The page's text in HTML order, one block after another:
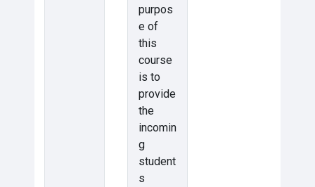
purpos
e of
this
course
is to
provide
the
incomin
g
student
s